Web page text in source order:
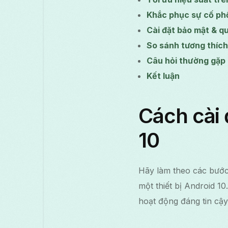
Khắc phục sự cố
Cài đặt bảo mật &
So sánh tương
Câu hỏi thường gặp
Kết luận
Cách cài
10
Hãy làm theo các
một thiết bị Android
hoạt động đáng tin